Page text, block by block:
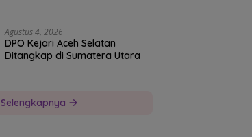
Agustus 4, 2026
DPO Kejari Aceh Selatan
Ditangkap di Sumatera Utara
Selengkapnya